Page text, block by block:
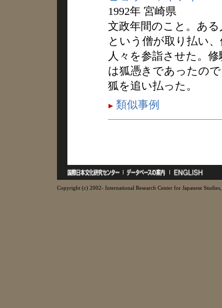
1992年 宮崎県
文政年間のこと。あ
という僧が取り払い
人々を参詣させた。
は狐憑きであったの
狐を追い払った。
類似事例
Copyright (c) 2002- International Research Center for Japanese